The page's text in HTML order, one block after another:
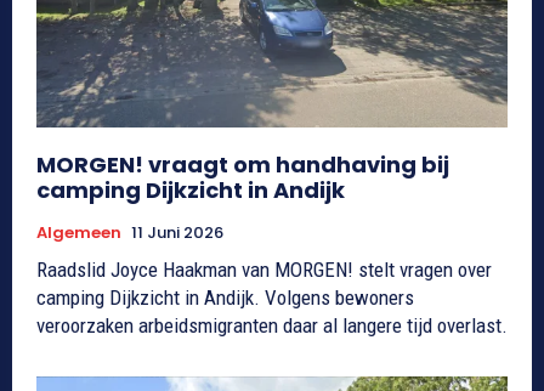
MORGEN! vraagt om handhaving bij
camping Dijkzicht in Andijk
Algemeen 11 Juni 2026
Raadslid Joyce Haakman van MORGEN! stelt vragen over
camping Dijkzicht in Andijk. Volgens bewoners
veroorzaken arbeidsmigranten daar al langere tijd overlast.